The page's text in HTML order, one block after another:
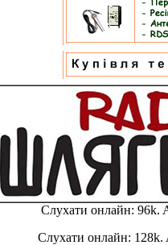
Слухати онлайн: 96k.
Слухати онлайн: 128k.